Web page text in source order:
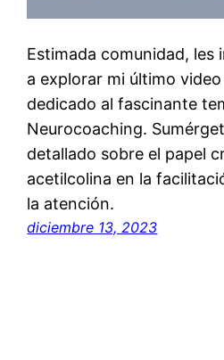
Estimada comunidad,
a explorar mi último video
dedicado al fascinante
Neurocoaching.
detallado sobre el papel
acetilcolina en la
la atención.
diciembre 13, 2023